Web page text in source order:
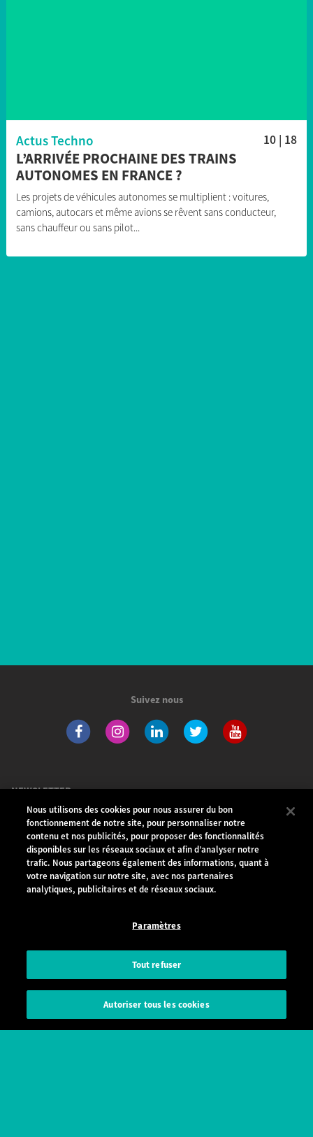
Actus Techno 10 | 18
L’ARRIVÉE PROCHAINE DES TRAINS
AUTONOMES EN FRANCE ?
Les projets de véhicules autonomes se multiplient : voitures,
camions, autocars et même avions se rêvent sans conducteur,
sans chauffeur ou sans pilot...
Suivez nous
NEWSLETTER
Nos produits
Smartphones
Téléphones portables
Accessoires
Objets connectés
Outlet
Autres mobiles
Votre carrière
Offres d'emplois
Wiko dans le monde
Pressroom
Indice de réparabilité
Nous utilisons des cookies pour nous assurer du bon
fonctionnement de notre site, pour personnaliser notre
contenu et nos publicités, pour proposer des fonctionnalités
disponibles sur les réseaux sociaux et afin d’analyser notre
trafic. Nous partageons également des informations, quant à
votre navigation sur notre site, avec nos partenaires
analytiques, publicitaires et de réseaux sociaux.
Paramètres
Tout refuser
Autoriser tous les cookies